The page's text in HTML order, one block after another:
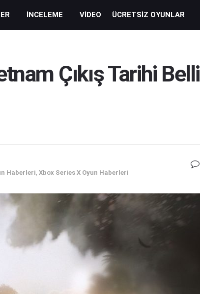
İNCELEME VIDEO ÜCRETSIZ OYUNLAR
Çıkış Tarihi Belli
Haberleri, Xbox Series X Oyun Haberleri